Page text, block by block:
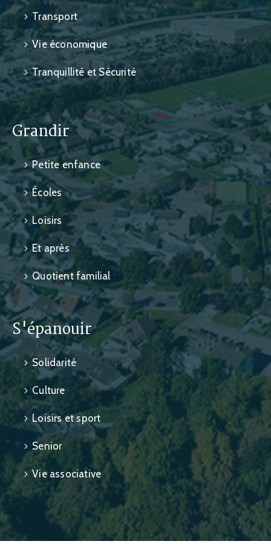
Transport
Vie économique
Tranquillité et Sécurité
Grandir
Petite enfance
Écoles
Loisirs
Et après
Quotient familial
S'épanouir
Solidarité
Culture
Loisirs et sport
Senior
Vie associative